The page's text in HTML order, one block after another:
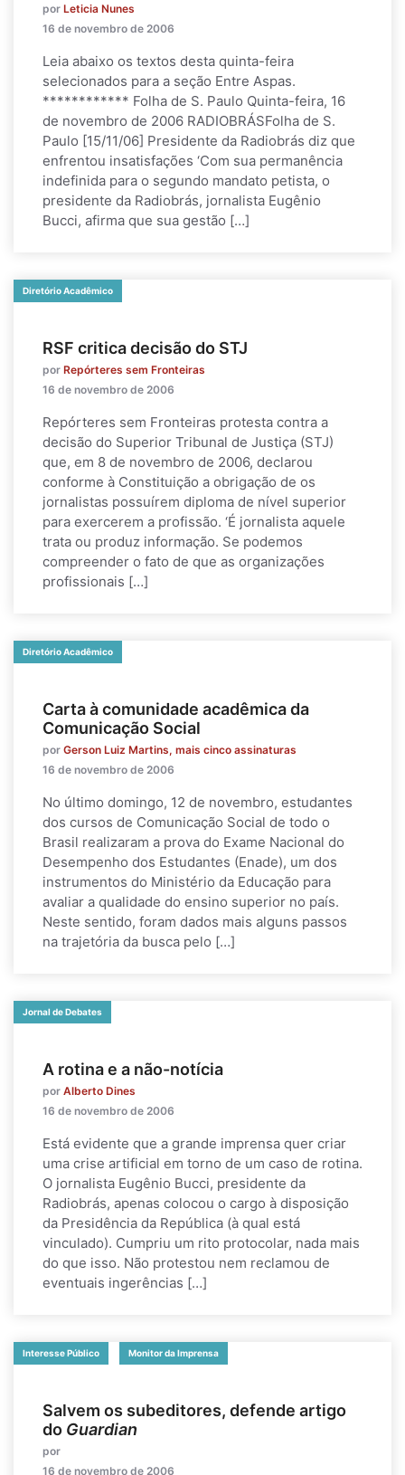
por Leticia Nunes
16 de novembro de 2006
Leia abaixo os textos desta quinta-feira
selecionados para a seção Entre Aspas.
************ Folha de S. Paulo Quinta-feira, 16
de novembro de 2006 RADIOBRÁSFolha de S.
Paulo [15/11/06] Presidente da Radiobrás diz que
enfrentou insatisfações ‘Com sua permanência
indefinida para o segundo mandato petista, o
presidente da Radiobrás, jornalista Eugênio
Bucci, afirma que sua gestão […]
Diretório Acadêmico
RSF critica decisão do STJ
por Repórteres sem Fronteiras
16 de novembro de 2006
Repórteres sem Fronteiras protesta contra a
decisão do Superior Tribunal de Justiça (STJ)
que, em 8 de novembro de 2006, declarou
conforme à Constituição a obrigação de os
jornalistas possuírem diploma de nível superior
para exercerem a profissão. ‘É jornalista aquele
trata ou produz informação. Se podemos
compreender o fato de que as organizações
profissionais […]
Diretório Acadêmico
Carta à comunidade acadêmica da
Comunicação Social
por Gerson Luiz Martins, mais cinco assinaturas
16 de novembro de 2006
No último domingo, 12 de novembro, estudantes
dos cursos de Comunicação Social de todo o
Brasil realizaram a prova do Exame Nacional do
Desempenho dos Estudantes (Enade), um dos
instrumentos do Ministério da Educação para
avaliar a qualidade do ensino superior no país.
Neste sentido, foram dados mais alguns passos
na trajetória da busca pelo […]
Jornal de Debates
A rotina e a não-notícia
por Alberto Dines
16 de novembro de 2006
Está evidente que a grande imprensa quer criar
uma crise artificial em torno de um caso de rotina.
O jornalista Eugênio Bucci, presidente da
Radiobrás, apenas colocou o cargo à disposição
da Presidência da República (à qual está
vinculado). Cumpriu um rito protocolar, nada mais
do que isso. Não protestou nem reclamou de
eventuais ingerências […]
Interesse Público Monitor da Imprensa
Salvem os subeditores, defende artigo
do Guardian
por
16 de novembro de 2006